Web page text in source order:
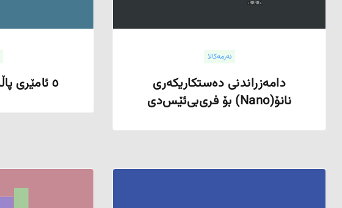
نەرمەکالا
دامەزراندنی دەستکاریکەری
نانۆ(Nano) بۆ فری‌بی‌ئێس‌دی
٥ ئامێری پاڵپشتی لە لینوکس